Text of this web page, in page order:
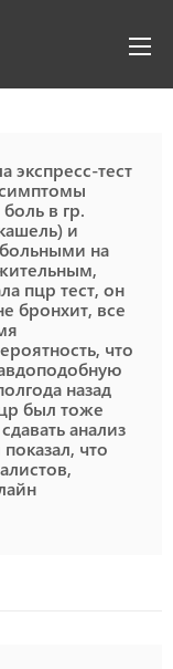
экспресс-тест
симптомы
в гр.
и
больными на
пцр тест, он
бронхит, все
что
назад
был тоже
анализ
что